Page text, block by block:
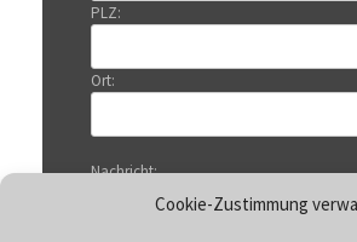
Cookie-Zustimmung
PLZ:
Ort:
Nachricht: